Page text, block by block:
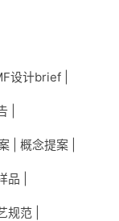
设计brief |
|
| 概念提案 |
|
范 |